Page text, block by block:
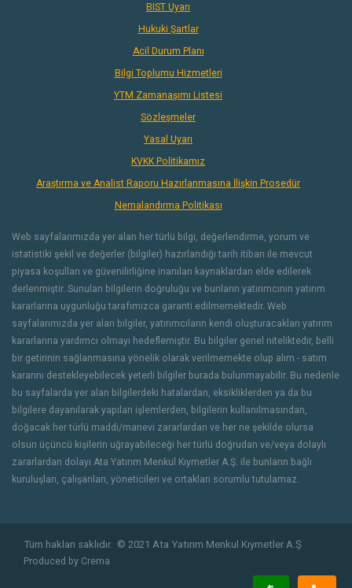
BIST Uyarı
Hukuki Şartlar
Acil Durum Planı
Bilgi Toplumu Hizmetleri
YTM Zamanaşımı Listesi
Sözleşmeler
Yasal Uyarı
KVKK Politikamız
Araştırma ve Analist Raporu Hazırlanmasına İlişkin Prosedür
Nemalandırma Politikası
Web sayfalarımızda yer alan her türlü bilgi, değerlendirme, yorum ve
istatistiki şekil ve değerler (bilgiler) hazırlandığı tarih itibarı ile mevcut
piyasa koşulları ve güvenilirliğine inanılan kaynaklardan elde edilerek
derlenmiştir. Sunulan bilgilerin doğruluğu ve bunların yatırımcının yatırım
kararlarına uygunluğu tarafımızca garanti edilmemektedir. Web
sayfalarımızda yer alan bilgiler, yatırımcıların kendi oluşturacakları yatırım
kararlarına yardımcı olmayı hedeflemiştir. Bu bilgiler genel niteliktedir, belli
bir getirinin sağlanmasına yönelik olarak verilmemekte olup alım - satım
kararını destekleyebilecek yeterli bilgiler burada bulunmayabilir. Bu nedenle
bu sayfalarda yer alan bilgilerdeki hatalardan, eksikliklerden ya da bu
bilgilere dayanılarak yapılan işlemlerden, bilgilerin kullanılmasından,
doğacak her türlü maddi/manevi zararlardan ve her ne şekilde olursa
olsun üçüncü kişilerin uğrayabileceği her türlü doğrudan ve/veya dolaylı
zararlardan dolayı Ata Yatırım Menkul Kıymetler A.Ş. ile bunların bağlı
kuruluşları, çalışanları, yöneticileri ve ortakları sorumlu tutulamaz.
Tüm hakları saklıdır. © 2021 Ata Yatırım Menkul Kıymetler A.Ş
Produced by Crema